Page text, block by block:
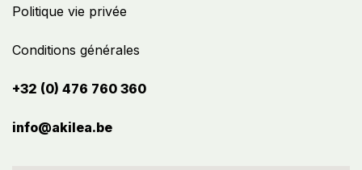
Politique vie privée
Conditions générales
+32 (0) 476 760 360
info@akilea.be​